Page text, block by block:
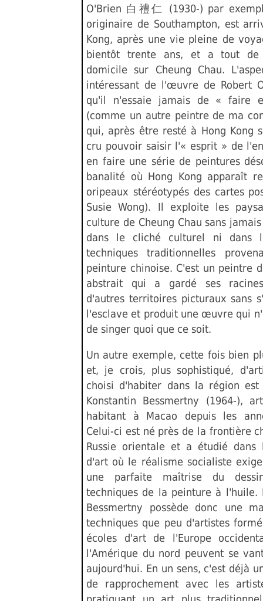
O'Brien 白禮仁 (1930-) par
originaire de Southampton, est
Kong, après une vie pleine de
bientôt trente ans, et a tout de
domicile sur Cheung Chau.
intéressant de l'œuvre de Robert
qu'il n'essaie jamais de « faire
(comme un autre peintre de ma
qui, après être resté à Hong Kong
cru pouvoir saisir l'« esprit » de
en faire une série de peintures
banalité où Hong Kong apparaît
oripeaux stéréotypés des cartes
Susie Wong). Il exploite les
culture de Cheung Chau sans
dans le cliché culturel ni dans
techniques traditionnelles
peinture chinoise. C'est un peintre
abstrait qui a gardé ses
d'autres territoires picturaux sans
l'esclave et produit une œuvre qui
de singer quoi que ce soit.
Un autre exemple, cette fois bien
et, je crois, plus sophistiqué,
choisi d'habiter dans la région
Konstantin Bessmertny (1964-),
habitant à Macao depuis les
Celui-ci est né près de la frontière
Russie orientale et a étudié dans
d'art où le réalisme socialiste
une parfaite maîtrise du
techniques de la peinture à l'huile.
Bessmertny possède donc une
techniques que peu d'artistes
écoles d'art de l'Europe
l'Amérique du nord peuvent se
aujourd'hui. En un sens, c'est déjà
de rapprochement avec les